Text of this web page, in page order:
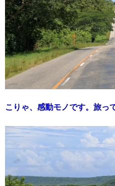
こりゃ、感動モノです。旅っ